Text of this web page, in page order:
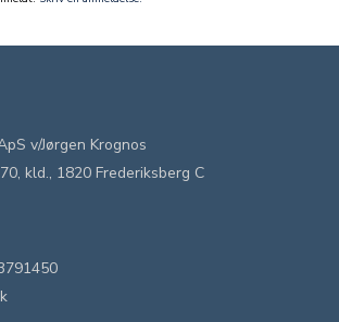
v/Jørgen Krognos
kld., 1820 Frederiksberg C